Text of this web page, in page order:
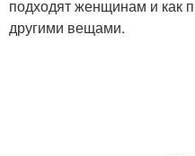
подходят женщинам и как
другими вещами.